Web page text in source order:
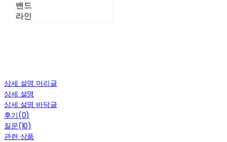
밴드
라인
상세 설명 머리글
상세 설명
상세 설명 바닥글
후기(0)
질문(10)
관련 상품